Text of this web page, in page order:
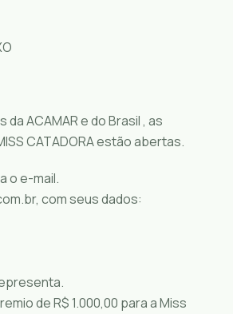
ACAMAR e do Brasil , as
CATADORA estão abertas.
o e-mail.
com seus dados:
de R$ 1.000,00 para a Miss